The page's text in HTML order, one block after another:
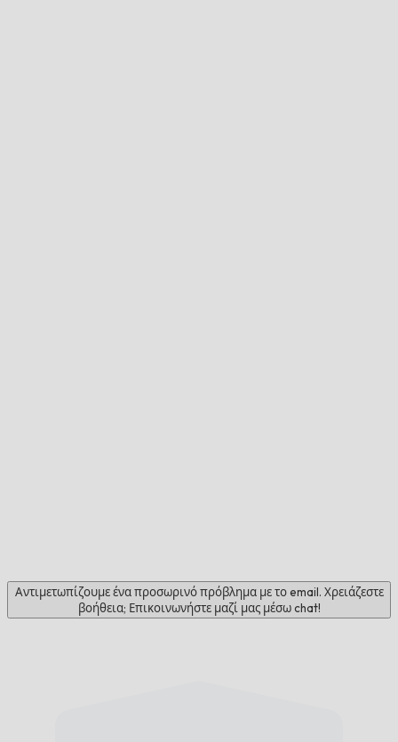
Αντιμετωπίζουμε ένα προσωρινό πρόβλημα με το email. Χρειάζεστε
βοήθεια; Επικοινωνήστε μαζί μας μέσω chat!